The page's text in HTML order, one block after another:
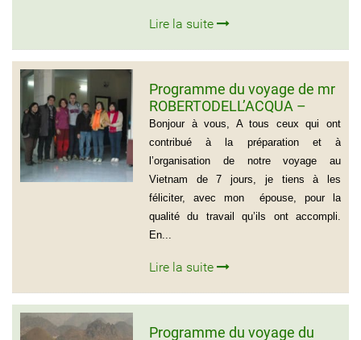
Lire la suite
Programme du voyage de mr
ROBERTODELL’ACQUA –
ITALIA
Bonjour à vous, A tous ceux qui ont
contribué à la préparation et à
l’organisation de notre voyage au
Vietnam de 7 jours, je tiens à les
féliciter, avec mon épouse, pour la
qualité du travail qu’ils ont accompli.
En...
Lire la suite
Programme du voyage du